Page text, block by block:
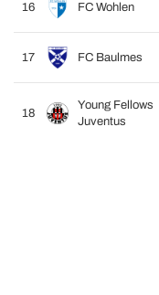
16 FC Wohlen
17 FC Baulmes
18
Young Fellows
Juventus